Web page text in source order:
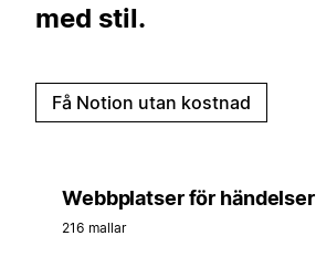
med stil.
Få Notion utan kostnad
Webbplatser för händelser
216 mallar